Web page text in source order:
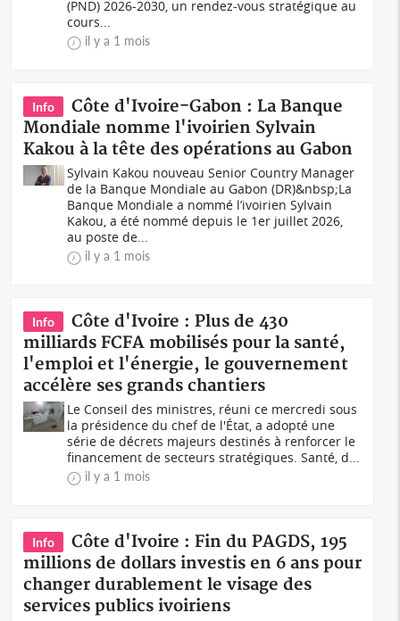
(PND) 2026-2030, un rendez-vous stratégique au
cours...
il y a 1 mois
Info
Côte d'Ivoire-Gabon : La Banque
Mondiale nomme l'ivoirien Sylvain
Kakou à la tête des opérations au Gabon
Sylvain Kakou nouveau Senior Country Manager
de la Banque Mondiale au Gabon (DR)&nbsp;La
Banque Mondiale a nommé l’ivoirien Sylvain
Kakou, a été nommé depuis le 1er juillet 2026,
au poste de...
il y a 1 mois
Info
Côte d'Ivoire : Plus de 430
milliards FCFA mobilisés pour la santé,
l'emploi et l'énergie, le gouvernement
accélère ses grands chantiers
Le Conseil des ministres, réuni ce mercredi sous
la présidence du chef de l'État, a adopté une
série de décrets majeurs destinés à renforcer le
financement de secteurs stratégiques. Santé, d...
il y a 1 mois
Info
Côte d'Ivoire : Fin du PAGDS, 195
millions de dollars investis en 6 ans pour
changer durablement le visage des
services publics ivoiriens